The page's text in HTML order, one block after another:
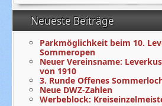
Neueste Beiträge
Parkmöglichkeit beim 10.
Sommeropen
Neuer Vereinsname:
von 1910
3. Runde Offenes
Neue DWZ-Zahlen
Werbeblock: